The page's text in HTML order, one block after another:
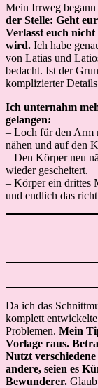
Mein Irrweg
der Stelle: Geht
Verlasst euch
wird. Ich habe
von Latias und
bedacht. Ist der
komplizierter
Ich unternahm
gelangen:
– Loch für den Arm
nähen und auf den
– Den Körper neu
wieder gescheitert.
– Körper ein drittes
und endlich das
Da ich das
komplett
Problemen. Mein
Vorlage raus.
Nutzt
andere, seien es
Bewunderer.